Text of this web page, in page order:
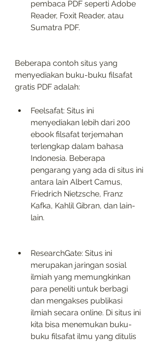
pembaca PDF seperti Adobe
Reader, Foxit Reader, atau
Sumatra PDF.
Beberapa contoh situs yang
menyediakan buku-buku filsafat
gratis PDF adalah:
Feelsafat: Situs ini
menyediakan lebih dari 200
ebook filsafat terjemahan
terlengkap dalam bahasa
Indonesia. Beberapa
pengarang yang ada di situs ini
antara lain Albert Camus,
Friedrich Nietzsche, Franz
Kafka, Kahlil Gibran, dan lain-
lain.
ResearchGate: Situs ini
merupakan jaringan sosial
ilmiah yang memungkinkan
para peneliti untuk berbagi
dan mengakses publikasi
ilmiah secara online. Di situs ini
kita bisa menemukan buku-
buku filsafat ilmu yang ditulis